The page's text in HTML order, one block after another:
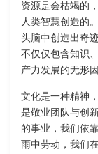
资源是会枯竭的
人类智慧创造的
头脑中创造出奇
不仅仅包含知识
产力发展的无形因
文化是一种精神
是敬业团队与创
的事业，我们依
雨中劳动，我们